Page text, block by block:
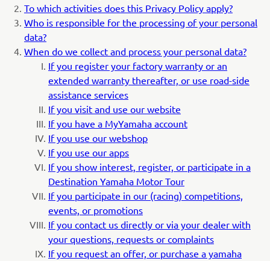
To which activities does this Privacy Policy apply?
Who is responsible for the processing of your personal
data?
When do we collect and process your personal data?
If you register your factory warranty or an
extended warranty thereafter, or use road-side
assistance services
If you visit and use our website
If you have a MyYamaha account
If you use our webshop
If you use our apps
If you show interest, register, or participate in a
Destination Yamaha Motor Tour
If you participate in our (racing) competitions,
events, or promotions
If you contact us directly or via your dealer with
your questions, requests or complaints
If you request an offer, or purchase a yamaha